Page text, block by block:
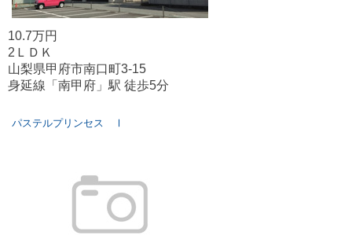
10.7万円
2ＬＤＫ
山梨県甲府市南口町3-15
身延線「南甲府」駅 徒歩5分
パステルプリンセス Ⅰ